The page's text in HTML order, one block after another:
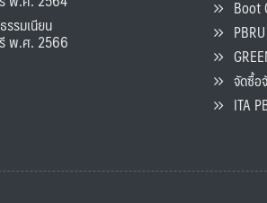
รมเนียน
พ.ศ. 2566
Boot
PBRU
จัดซื้อจั
ITA